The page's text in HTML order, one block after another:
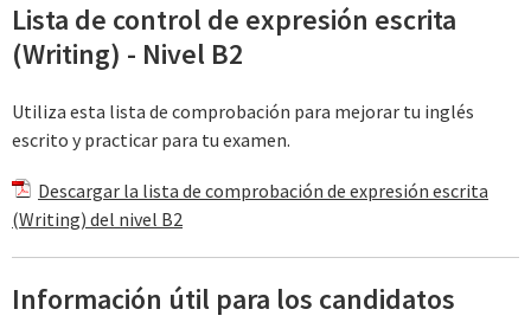
Lista de control de expresión escrita
(Writing) - Nivel B2
Utiliza esta lista de comprobación para mejorar tu inglés
escrito y practicar para tu examen.
Descargar la lista de comprobación de expresión escrita
(Writing) del nivel B2
Información útil para los candidatos